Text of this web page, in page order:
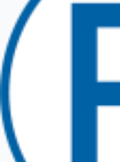
GEMONA DEL FRIULI